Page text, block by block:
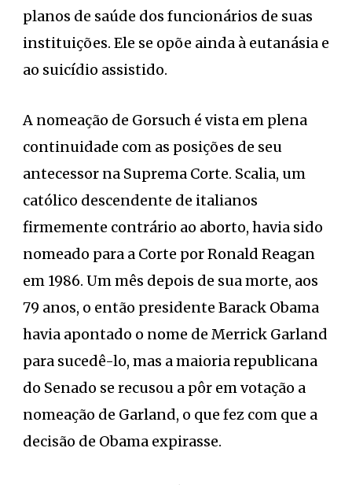
planos de saúde dos funcionários de suas
instituições. Ele se opõe ainda à eutanásia e
ao suicídio assistido.
A nomeação de Gorsuch é vista em plena
continuidade com as posições de seu
antecessor na Suprema Corte. Scalia, um
católico descendente de italianos
firmemente contrário ao aborto, havia sido
nomeado para a Corte por Ronald Reagan
em 1986. Um mês depois de sua morte, aos
79 anos, o então presidente Barack Obama
havia apontado o nome de Merrick Garland
para sucedê-lo, mas a maioria republicana
do Senado se recusou a pôr em votação a
nomeação de Garland, o que fez com que a
decisão de Obama expirasse.